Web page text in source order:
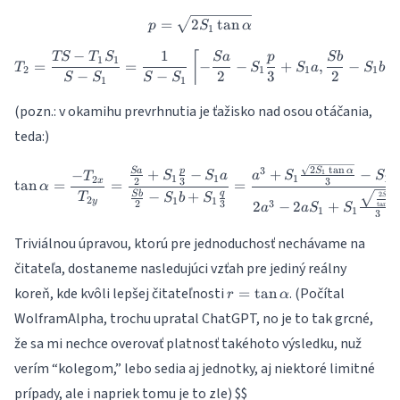
p = \sqrt{2 S_1 \tan\alpha}
p = 2S1 tan α
T_2 = \frac{T S - T_1
T2 =
S − S1
TS − T1 S1 =
S − S1
1
−
2
Sa
− S1 3
p
+ S1a,
2
Sb
− S1b
(pozn.: v okamihu prevrhnutia je ťažisko nad osou otáčania,
teda:)
\tan\alpha = \frac{- T_{2
tanα =
T2y
−T2x =
2
Sb − S1b + S1 3
q
2
Sa + S1 3
p − S1 a
=
2a3 − 2aS1 + S1 3
tan
2S
a3 + S1 3
2S1 tan α − S1
Triviálnou úpravou, ktorú pre jednoduchosť nechávame na
čitateľa, dostaneme nasledujúci vzťah pre jediný reálny
koreň, kde kvôli lepšej čitateľnosti r =
r = tan α. (Počítal
WolframAlpha, trochu upratal ChatGPT, no je to tak grcné,
že sa mi nechce overovať platnosť takéhoto výsledku, nuž
verím “kolegom,” lebo sedia aj jednotky, aj niektoré limitné
prípady, ale i napriek tomu je to zle)$$